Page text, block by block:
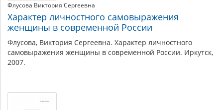
Флусова Виктория Сергеевна
Характер личностного самовыражения
женщины в современной России
Флусова, Виктория Сергеевна. Характер личностного
самовыражения женщины в современной России. Иркутск,
2007.